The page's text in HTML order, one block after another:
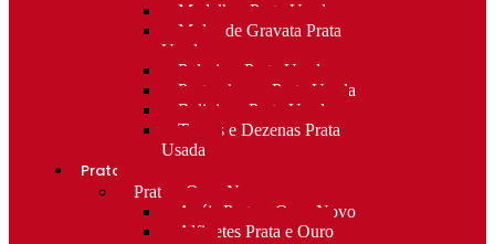
Medalhas Prata Usada
Molas de Gravata Prata
Usada
Pulseiras Prata Usada
Porta-chaves Prata Usada
Religioso Prata Usada
Terços e Dezenas Prata
Usada
Prata e ouro
Prata e Ouro Novo
Anéis Prata e Ouro Novo
Alfinetes Prata e Ouro